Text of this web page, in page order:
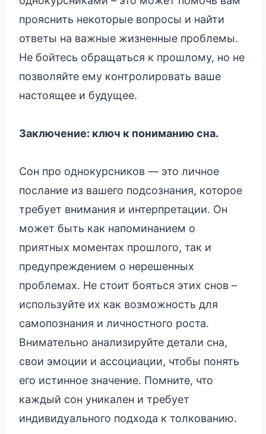
прояснить некоторые вопросы и найти
ответы на важные жизненные проблемы.
Не бойтесь обращаться к прошлому, но не
позволяйте ему контролировать ваше
настоящее и будущее.
Заключение: ключ к пониманию сна.
Сон про однокурсников — это личное
послание из вашего подсознания, которое
требует внимания и интерпретации. Он
может быть как напоминанием о
приятных моментах прошлого, так и
предупреждением о нерешенных
проблемах. Не стоит бояться этих снов –
используйте их как возможность для
самопознания и личностного роста.
Внимательно анализируйте детали сна,
свои эмоции и ассоциации, чтобы понять
его истинное значение. Помните, что
каждый сон уникален и требует
индивидуального подхода к толкованию.